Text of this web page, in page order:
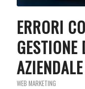
ERRORI
AZIENDALE
WEB MARKETING